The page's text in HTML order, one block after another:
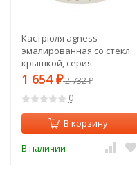
Кастрюля agness
эмалированная со стекл.
крышкой, серия
"корейская роза"1.5 л,
16*10 см Agness (915-135)
1 654 ₽2 732₽
0
В корзину
В наличии